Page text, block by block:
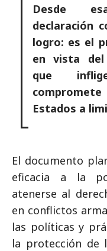
Desde
declaración
logro: es el
en vista del
que
Estados a
El documento
eficacia a la
atenerse al
en conflictos
las políticas y
la protección de